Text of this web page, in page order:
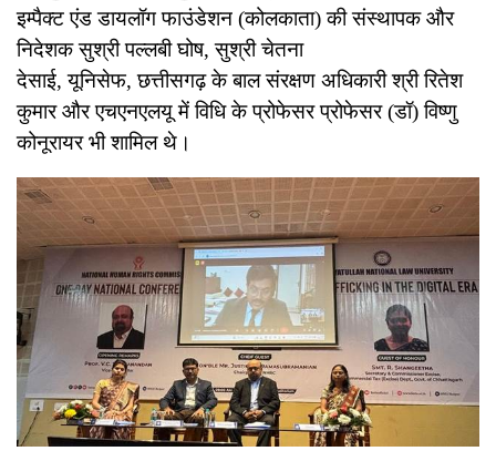
इम्पैक्ट एंड डायलॉग फाउंडेशन (कोलकाता) की संस्थापक और
निदेशक सुश्री पल्लबी घोष, सुश्री चेतना
देसाई, यूनिसेफ, छत्तीसगढ़ के बाल संरक्षण अधिकारी श्री रितेश
कुमार और एचएनएलयू में विधि के प्रोफेसर प्रोफेसर (डॉ) विष्णु
कोनूरायर भी शामिल थे।